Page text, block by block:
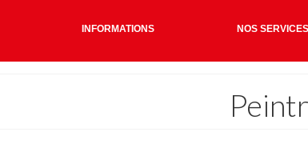
INFORMATIONS NOS SERVICES